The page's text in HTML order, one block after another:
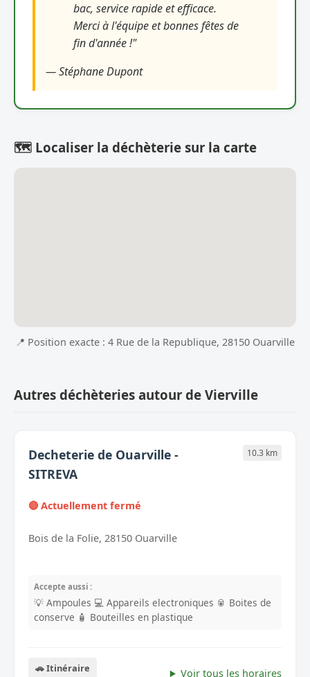
bac, service rapide et efficace.
Merci à l'équipe et bonnes fêtes de
fin d'année !"
— Stéphane Dupont
🗺️ Localiser la déchèterie sur la carte
📍 Position exacte : 4 Rue de la Republique, 28150 Ouarville
Autres déchèteries autour de Vierville
Decheterie de Ouarville -
SITREVA
10.3 km
🔴 Actuellement fermé
Bois de la Folie, 28150 Ouarville
Accepte aussi :
💡 Ampoules 💻 Appareils electroniques 🥫 Boites de
conserve 🧴 Bouteilles en plastique
🚗 Itinéraire Voir tous les horaires